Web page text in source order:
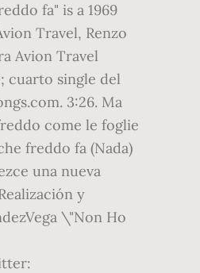
fa" is a 1969
Travel, Renzo
Avion Travel
cuarto single del
3:26. Ma
come le foglie
freddo fa (Nada)
una nueva
y
\"Non Ho